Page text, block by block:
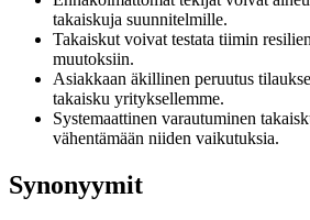
takaiskuja suunnitelmille.
Takaiskut voivat testata tiimin
muutoksiin.
Asiakkaan äkillinen peruutus
takaisku yrityksellemme.
Systemaattinen varautuminen
vähentämään niiden vaikutuksia.
Synonyymit